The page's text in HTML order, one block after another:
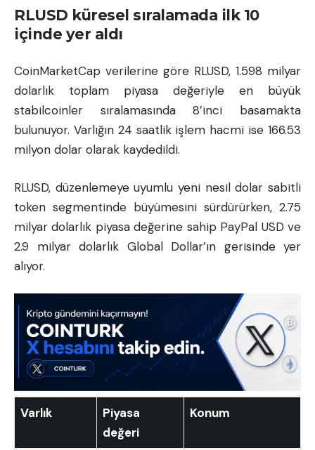
RLUSD küresel sıralamada ilk 10
içinde yer aldı
CoinMarketCap verilerine göre RLUSD, 1.598 milyar
dolarlık toplam piyasa değeriyle en büyük
stabilcoinler sıralamasında 8’inci basamakta
bulunuyor. Varlığın 24 saatlik işlem hacmi ise 166.53
milyon dolar olarak kaydedildi.
RLUSD, düzenlemeye uyumlu yeni nesil dolar sabitli
token segmentinde büyümesini sürdürürken, 2.75
milyar dolarlık piyasa değerine sahip PayPal USD ve
2.9 milyar dolarlık Global Dollar’ın gerisinde yer
alıyor.
Varlık
Piyasa
değeri
Konum